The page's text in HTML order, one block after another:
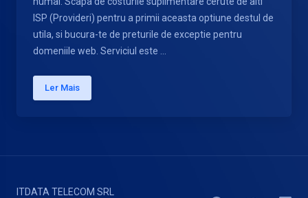
ISP (Provideri) pentru a primii aceasta optiune destul de
utila, si bucura-te de preturile de exceptie pentru
domeniile web. Serviciul este ...
Ler Mais
ITDATA TELECOM SRL